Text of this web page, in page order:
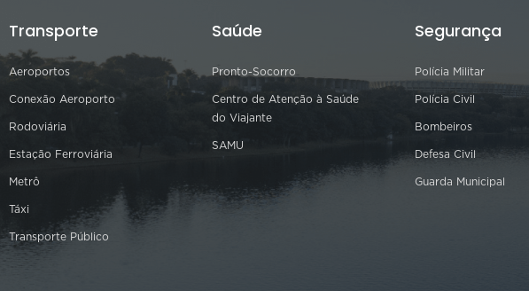
Transporte
Aeroportos
Conexão Aeroporto
Rodoviária
Estação Ferroviária
Metrô
Táxi
Transporte Público
Saúde
Pronto-Socorro
Centro de Atenção à Saúde
do Viajante
SAMU
Segurança
Polícia Militar
Polícia Civil
Bombeiros
Defesa Civil
Guarda Municipal